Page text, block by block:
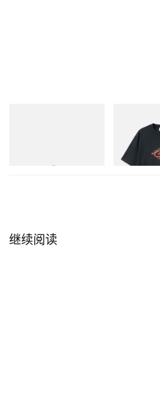
Flame Tee
立刻购入
继续阅读